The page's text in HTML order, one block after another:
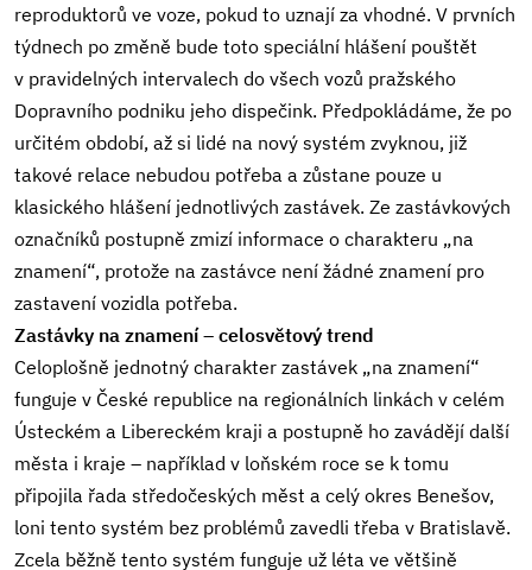
reproduktorů ve voze, pokud to uznají za vhodné. V prvních
týdnech po změně bude toto speciální hlášení pouštět
v pravidelných intervalech do všech vozů pražského
Dopravního podniku jeho dispečink. Předpokládáme, že po
určitém období, až si lidé na nový systém zvyknou, již
takové relace nebudou potřeba a zůstane pouze u
klasického hlášení jednotlivých zastávek. Ze zastávkových
označníků postupně zmizí informace o charakteru „na
znamení“, protože na zastávce není žádné znamení pro
zastavení vozidla potřeba.
Zastávky na znamení – celosvětový trend
Celoplošně jednotný charakter zastávek „na znamení“
funguje v České republice na regionálních linkách v celém
Ústeckém a Libereckém kraji a postupně ho zavádějí další
města i kraje – například v loňském roce se k tomu
připojila řada středočeských měst a celý okres Benešov,
loni tento systém bez problémů zavedli třeba v Bratislavě.
Zcela běžně tento systém funguje už léta ve většině